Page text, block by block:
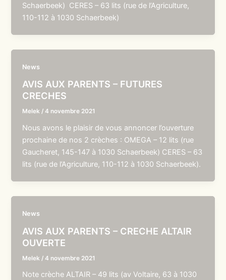
Schaerbeek) CERES – 63 lits (rue de l’Agriculture,
110-112 à 1030 Schaerbeek)
News
AVIS AUX PARENTS – FUTURES
CRECHES
Melek /4 novembre 2021
Nous avons le plaisir de vous annoncer l’ouverture
prochaine de nos 2 crèches : OMEGA – 12 lits (rue
Gaucheret, 145-147 à 1030 Schaerbeek) CERES – 63
lits (rue de l’Agriculture, 110-112 à 1030 Schaerbeek).
News
AVIS AUX PARENTS – CRECHE ALTAIR
OUVERTE
Melek /4 novembre 2021
Note crèche ALTAIR – 49 lits (av Voltaire, 63 à 1030